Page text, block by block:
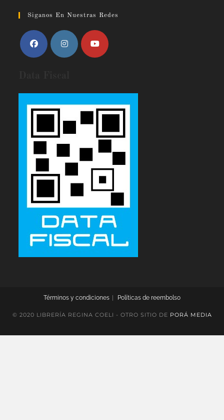
Siganos En Nuestras Redes
Términos y condiciones Políticas de reembolso
© 2020 LIBRERÍA REGINA COELI - OTRO SITIO DE PORÁ MEDIA